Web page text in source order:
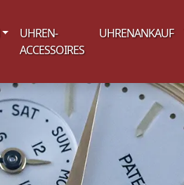
UHREN-
ACCESSOIRES
UHRENANKAUF